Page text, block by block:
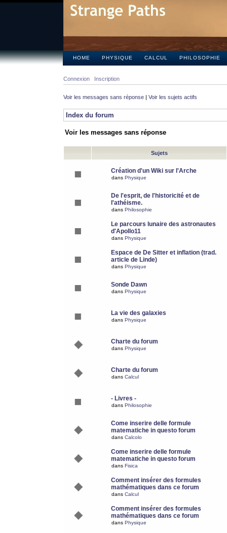
HOME PHYSIQUE CALCUL PHILOSOPHIE
Connexion Inscription
Voir les messages sans réponse | Voir les sujets actifs
Index du forum
Voir les messages sans réponse
Sujets
Création d'un Wiki sur l'Arche
dans Physique
De l'esprit, de l'historicité et de
l'athéisme.
dans Philosophie
Le parcours lunaire des astronautes
d'Apollo11
dans Physique
Espace de De Sitter et inflation (trad.
article de Linde)
dans Physique
Sonde Dawn
dans Physique
La vie des galaxies
dans Physique
Charte du forum
dans Physique
Charte du forum
dans Calcul
- Livres -
dans Philosophie
Come inserire delle formule
matematiche in questo forum
dans Calcolo
Come inserire delle formule
matematiche in questo forum
dans Fisica
Comment insérer des formules
mathématiques dans ce forum
dans Calcul
Comment insérer des formules
mathématiques dans ce forum
dans Physique